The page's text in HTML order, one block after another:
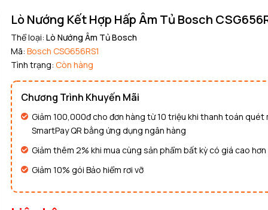
Lò Nướng Kết Hợp Hấp Âm Tủ Bosch
Thể loại: Lò Nướng Âm Tủ Bosch
Mã: Bosch CSG656RS1
Tình trạng: Còn hàng
Chương Trình Khuyến Mãi
Giảm 100,000đ cho đơn hàng từ 10 triệu khi thanh toán quét
SmartPay QR bằng ứng dụng ngân hàng
Giảm thêm 2% khi mua cùng sản phẩm bất kỳ có giá cao hơn
Giảm 10% gói Bảo hiểm rơi vỡ
hết hạn:
Điều kiện:
Copy mã và nhập mã ở trangTHANH TOÁN